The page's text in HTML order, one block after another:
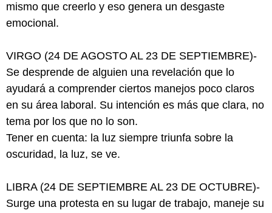
mismo que creerlo y eso genera un desgaste
emocional.
VIRGO (24 DE AGOSTO AL 23 DE SEPTIEMBRE)-
Se desprende de alguien una revelación que lo
ayudará a comprender ciertos manejos poco claros
en su área laboral. Su intención es más que clara, no
tema por los que no lo son.
Tener en cuenta: la luz siempre triunfa sobre la
oscuridad, la luz, se ve.
LIBRA (24 DE SEPTIEMBRE AL 23 DE OCTUBRE)-
Surge una protesta en su lugar de trabajo, maneje su